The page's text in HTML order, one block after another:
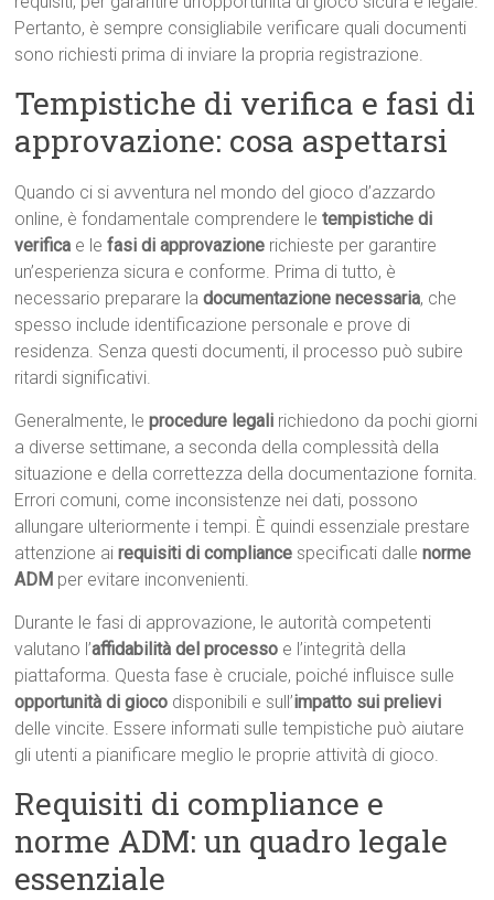
Pertanto, è sempre consigliabile verificare quali documenti
sono richiesti prima di inviare la propria registrazione.
Tempistiche di verifica e fasi di
approvazione: cosa aspettarsi
Quando ci si avventura nel mondo del gioco d’azzardo
online, è fondamentale comprendere letempistiche di
verifica e lefasi di approvazione richieste per garantire
un’esperienza sicura e conforme. Prima di tutto, è
necessario preparare ladocumentazione necessaria, che
spesso include identificazione personale e prove di
residenza. Senza questi documenti, il processo può subire
ritardi significativi.
Generalmente, leprocedure legali richiedono da pochi giorni
a diverse settimane, a seconda della complessità della
situazione e della correttezza della documentazione fornita.
Errori comuni, come inconsistenze nei dati, possono
allungare ulteriormente i tempi. È quindi essenziale prestare
attenzione airequisiti di compliance specificati dallenorme
ADM per evitare inconvenienti.
Durante le fasi di approvazione, le autorità competenti
valutano l’affidabilità del processo e l’integrità della
piattaforma. Questa fase è cruciale, poiché influisce sulle
opportunità di gioco disponibili e sull’impatto sui prelievi
delle vincite. Essere informati sulle tempistiche può aiutare
gli utenti a pianificare meglio le proprie attività di gioco.
Requisiti di compliance e
norme ADM: un quadro legale
essenziale